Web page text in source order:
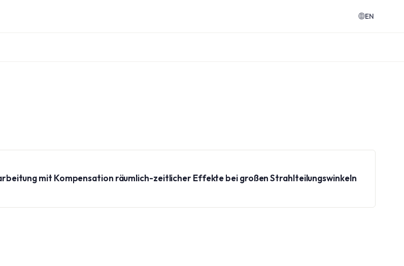
EN
mit Kompensation räumlich-zeitlicher Effekte bei großen Strahlteilungswinkeln